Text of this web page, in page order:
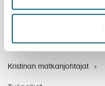
Henkilöstö
Kristinan matkanjohtajat